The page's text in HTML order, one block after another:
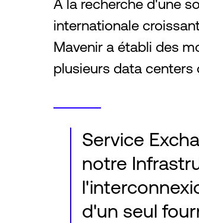
À la recherche d'une
internationale
Mavenir a établi des
plusieurs data centers
Service
notre
d'un seul